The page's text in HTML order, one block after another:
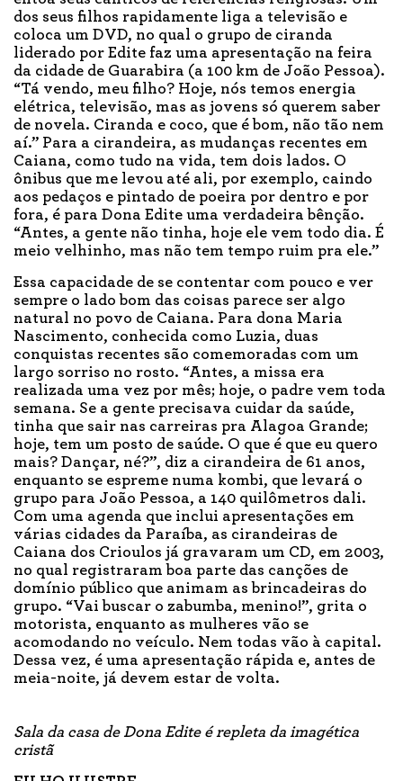
dos seus filhos rapidamente liga a televisão e
coloca um DVD, no qual o grupo de ciranda
liderado por Edite faz uma apresentação na feira
da cidade de Guarabira (a 100 km de João Pessoa).
“Tá vendo, meu filho? Hoje, nós temos energia
elétrica, televisão, mas as jovens só querem saber
de novela. Ciranda e coco, que é bom, não tão nem
aí.” Para a cirandeira, as mudanças recentes em
Caiana, como tudo na vida, tem dois lados. O
ônibus que me levou até ali, por exemplo, caindo
aos pedaços e pintado de poeira por dentro e por
fora, é para Dona Edite uma verdadeira bênção.
“Antes, a gente não tinha, hoje ele vem todo dia. É
meio velhinho, mas não tem tempo ruim pra ele.”
Essa capacidade de se contentar com pouco e ver
sempre o lado bom das coisas parece ser algo
natural no povo de Caiana. Para dona Maria
Nascimento, conhecida como Luzia, duas
conquistas recentes são comemoradas com um
largo sorriso no rosto. “Antes, a missa era
realizada uma vez por mês; hoje, o padre vem toda
semana. Se a gente precisava cuidar da saúde,
tinha que sair nas carreiras pra Alagoa Grande;
hoje, tem um posto de saúde. O que é que eu quero
mais? Dançar, né?”, diz a cirandeira de 61 anos,
enquanto se espreme numa kombi, que levará o
grupo para João Pessoa, a 140 quilômetros dali.
Com uma agenda que inclui apresentações em
várias cidades da Paraíba, as cirandeiras de
Caiana dos Crioulos já gravaram um CD, em 2003,
no qual registraram boa parte das canções de
domínio público que animam as brincadeiras do
grupo. “Vai buscar o zabumba, menino!”, grita o
motorista, enquanto as mulheres vão se
acomodando no veículo. Nem todas vão à capital.
Dessa vez, é uma apresentação rápida e, antes de
meia-noite, já devem estar de volta.
Sala da casa de Dona Edite é repleta da imagética
cristã